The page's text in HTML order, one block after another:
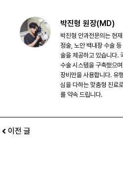
박진형 원장(MD)
박진형 안과전문의는 현
정술, 노안 백내장 수술
술을 제공하고 있습니다.
수술 시스템을 구축했으
장비만을 사용합니다. 유
심을 다하는 맞춤형 진료
를 약속 드립니다.
이전 글